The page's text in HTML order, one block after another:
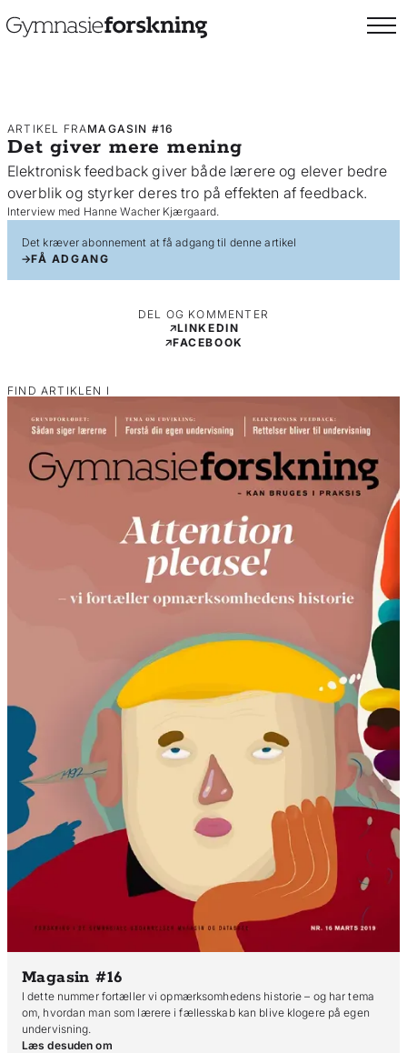
ARTIKEL FRAMAGASIN #16
Det giver mere mening
Elektronisk feedback giver både lærere og elever bedre
overblik og styrker deres tro på effekten af feedback.
Interview med Hanne Wacher Kjærgaard.
Det kræver abonnement at få adgang til denne artikel
FÅ ADGANG
DEL OG KOMMENTER
LINKEDIN
FACEBOOK
FIND ARTIKLEN I
Magasin #16
I dette nummer fortæller vi opmærksomhedens historie – og har tema
om, hvordan man som lærere i fællesskab kan blive klogere på egen
undervisning.
Læs desuden om